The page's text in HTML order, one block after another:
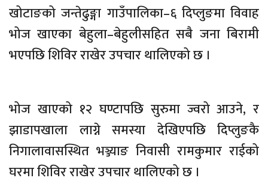
खोटाङको जन्तेढुङ्गा गाउँपालिका–६ दिप्लुङमा विवाह
भोज खाएका बेहुला–बेहुलीसहित सबै जना बिरामी
भएपछि शिविर राखेर उपचार थालिएको छ ।
भोज खाएको १२ घण्टापछि सुरुमा ज्वरो आउने, र
झाडापखाला लाग्ने समस्या देखिएपछि दिप्लुङकै
निगालावासस्थित भञ्ज्याङ निवासी रामकुमार राईको
घरमा शिविर राखेर उपचार थालिएको छ ।